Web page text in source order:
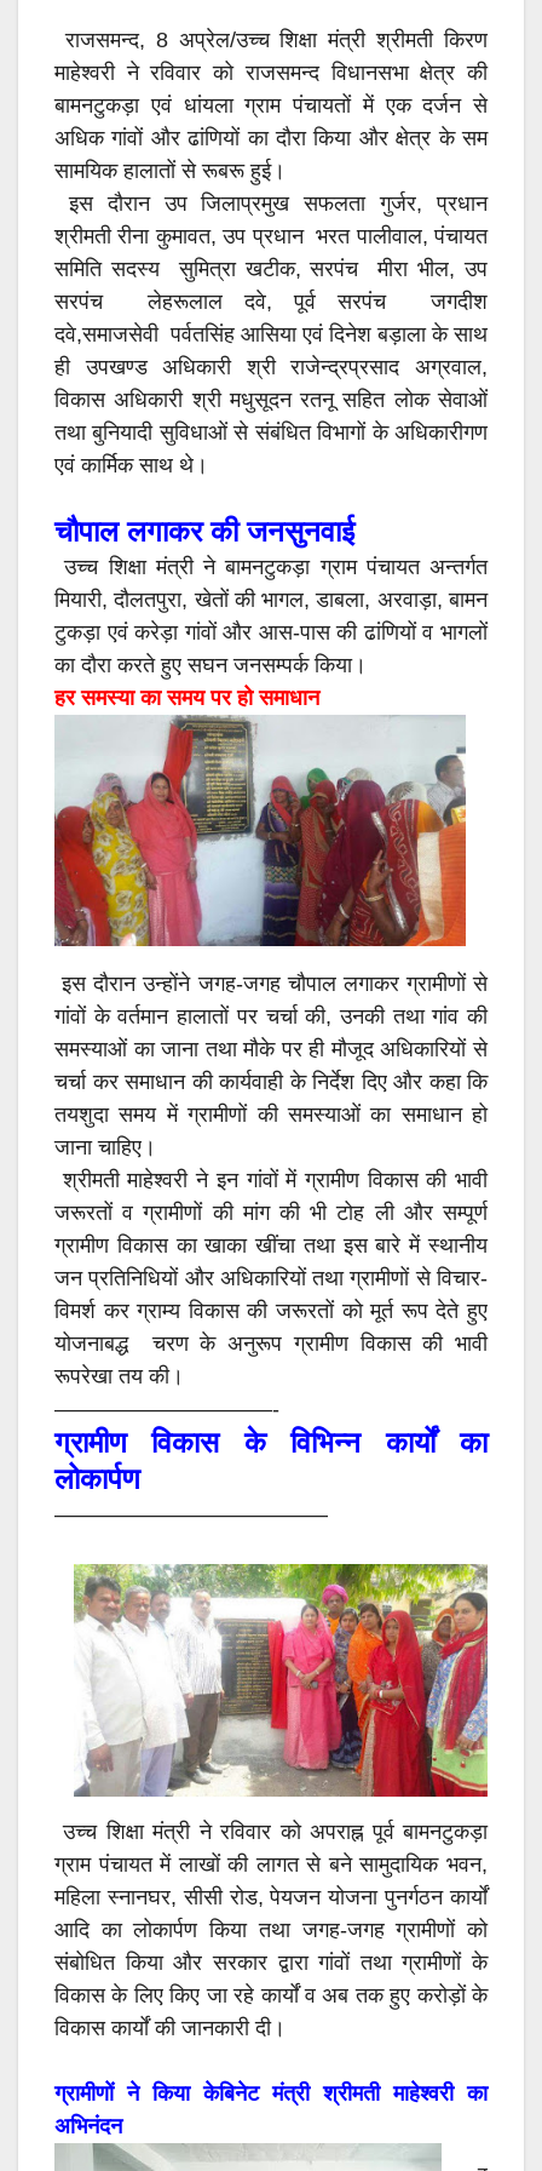
राजसमन्द, 8 अप्रेल/उच्च शिक्षा मंत्री श्रीमती किरण
माहेश्वरी ने रविवार को राजसमन्द विधानसभा क्षेत्र की
बामनटुकड़ा एवं धांयला ग्राम पंचायतों में एक दर्जन से
अधिक गांवों और ढांणियों का दौरा किया और क्षेत्र के सम
सामयिक हालातों से रूबरू हुई।
इस दौरान उप जिलाप्रमुख सफलता गुर्जर, प्रधान
श्रीमती रीना कुमावत, उप प्रधान भरत पालीवाल, पंचायत
समिति सदस्य सुमित्रा खटीक, सरपंच मीरा भील, उप
सरपंच लेहरूलाल दवे, पूर्व सरपंच जगदीश
दवे,समाजसेवी पर्वतसिंह आसिया एवं दिनेश बड़ाला के साथ
ही उपखण्ड अधिकारी श्री राजेन्द्रप्रसाद अग्रवाल,
विकास अधिकारी श्री मधुसूदन रतनू सहित लोक सेवाओं
तथा बुनियादी सुविधाओं से संबंधित विभागों के अधिकारीगण
एवं कार्मिक साथ थे।
चौपाल लगाकर की जनसुनवाई
उच्च शिक्षा मंत्री ने बामनटुकड़ा ग्राम पंचायत अन्तर्गत
मियारी, दौलतपुरा, खेतों की भागल, डाबला, अरवाड़ा, बामन
टुकड़ा एवं करेड़ा गांवों और आस-पास की ढांणियों व भागलों
का दौरा करते हुए सघन जनसम्पर्क किया।
हर समस्या का समय पर हो समाधान
इस दौरान उन्होंने जगह-जगह चौपाल लगाकर ग्रामीणों से
गांवों के वर्तमान हालातों पर चर्चा की, उनकी तथा गांव की
समस्याओं का जाना तथा मौके पर ही मौजूद अधिकारियों से
चर्चा कर समाधान की कार्यवाही के निर्देश दिए और कहा कि
तयशुदा समय में ग्रामीणों की समस्याओं का समाधान हो
जाना चाहिए।
श्रीमती माहेश्वरी ने इन गांवों में ग्रामीण विकास की भावी
जरूरतों व ग्रामीणों की मांग की भी टोह ली और सम्पूर्ण
ग्रामीण विकास का खाका खींचा तथा इस बारे में स्थानीय
जन प्रतिनिधियों और अधिकारियों तथा ग्रामीणों से विचार-
विमर्श कर ग्राम्य विकास की जरूरतों को मूर्त रूप देते हुए
योजनाबद्ध चरण के अनुरूप ग्रामीण विकास की भावी
रूपरेखा तय की।
——————————-
ग्रामीण विकास के विभिन्न कार्यों का
लोकार्पण
————————————–
उच्च शिक्षा मंत्री ने रविवार को अपराह्न पूर्व बामनटुकड़ा
ग्राम पंचायत में लाखों की लागत से बने सामुदायिक भवन,
महिला स्नानघर, सीसी रोड, पेयजन योजना पुनर्गठन कार्यों
आदि का लोकार्पण किया तथा जगह-जगह ग्रामीणों को
संबोधित किया और सरकार द्वारा गांवों तथा ग्रामीणों के
विकास के लिए किए जा रहे कार्यों व अब तक हुए करोड़ों के
विकास कार्यों की जानकारी दी।
ग्रामीणों ने किया केबिनेट मंत्री श्रीमती माहेश्वरी का
अभिनंदन